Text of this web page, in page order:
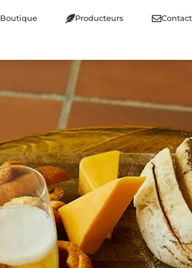
Boutique Producteurs Contact